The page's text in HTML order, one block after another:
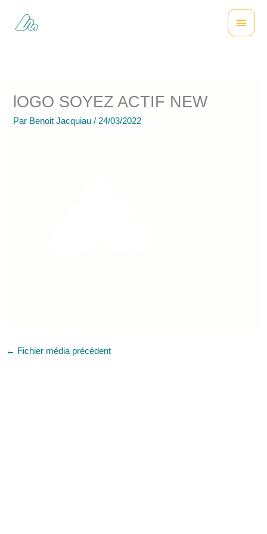
contenu
Menu
lOGO SOYEZ ACTIF NEW
Par Benoit Jacquiau/ 24/03/2022
← Fichier média précédent